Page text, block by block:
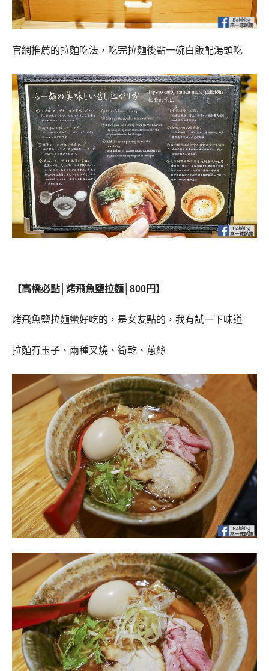
官網推薦的拉麵吃法，吃完拉麵後點一碗白飯配湯頭吃
【高橋必點│烤飛魚鹽拉麵│800円】
烤飛魚鹽拉麵蠻好吃的，是女友點的，我有試一下味道
拉麵有玉子、兩種叉燒、筍乾、蔥絲